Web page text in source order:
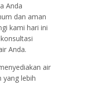
Anda
dan aman
kami hari ini
Anda.
air
yang lebih